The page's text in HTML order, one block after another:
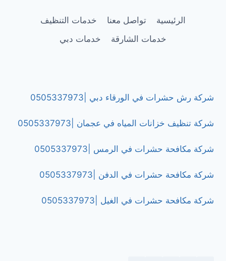
الخيمة/0505337973الرئيسية تواصل معنا
خدمات التنظيف
خدمات الشارقة
خدمات دبي
شركة رش حشرات في الورقاء دبي |0505337973
شركة تنظيف خزانات المياه في عجمان |0505337973
شركة مكافحة حشرات في الرمس |0505337973
شركة مكافحة حشرات في الدفن |0505337973
شركة مكافحة حشرات في الغيل |0505337973